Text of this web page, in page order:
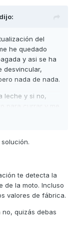
dijo:
del
he quedado
y asi se ha
desvincular,
nada de nada.
leche y si no,
para currar y me
te detecta la
de la moto. Incluso
valores de fábrica.
quizás debas